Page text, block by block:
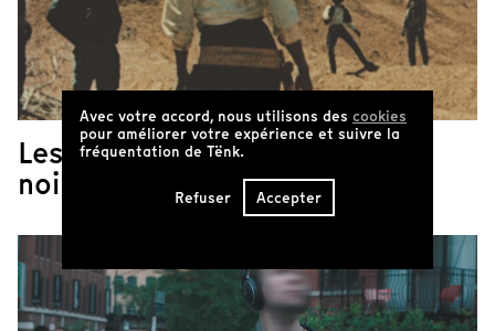
Les cowboys sont
noirs !
Avec votre accord, nous utilisons des cookies
pour améliorer votre expérience et suivre la
fréquentation de Tënk.
Refuser Accepter